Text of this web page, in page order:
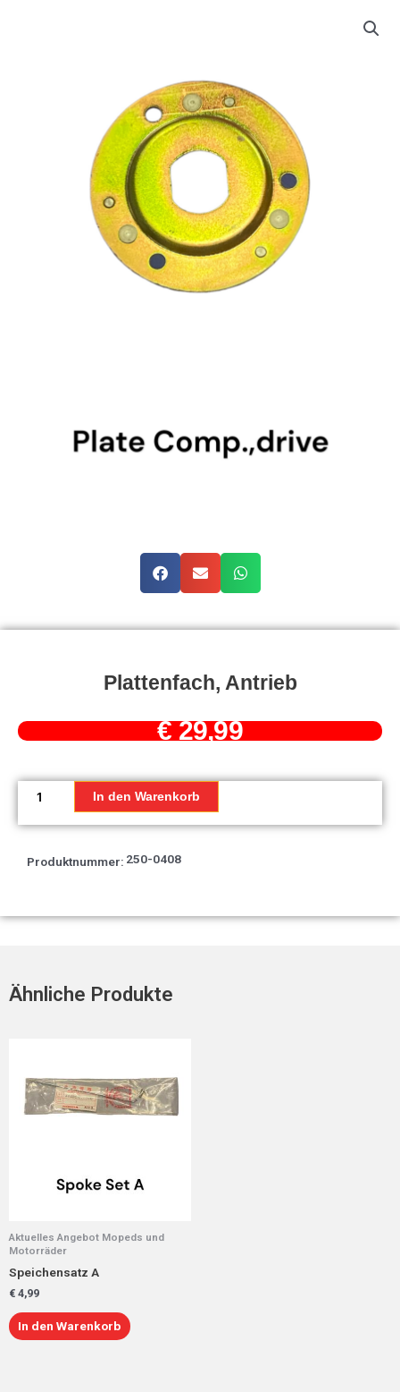
Plattenfach, Antrieb
€29,99
Plattenfach,
Antrieb
In den Warenkorb
Produktnummer: 250-0408
Ähnliche Produkte
Aktuelles Angebot Mopeds und
Motorräder
Speichensatz A
€ 4,99
In den Warenkorb